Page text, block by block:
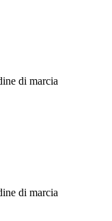
di marcia
di marcia